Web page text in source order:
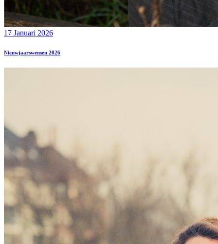
17 Januari 2026
Nieuwjaarswensen 2026